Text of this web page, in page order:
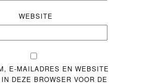
WEBSITE
E-MAILADRES EN WEBSITE
DEZE BROWSER VOOR DE